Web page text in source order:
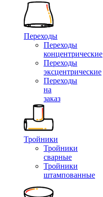
Переходы
Переходы
концентрические
Переходы
эксцентрические
Переходы
на
заказ
Тройники
Тройники
сварные
Тройники
штампованные